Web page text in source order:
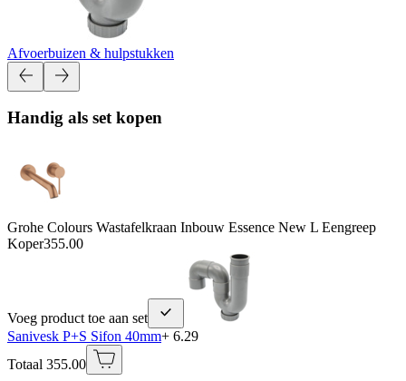
Afvoerbuizen & hulpstukken
Handig als set kopen
Grohe Colours Wastafelkraan Inbouw Essence New L Eengreep
Koper355.00
Voeg product toe aan set
Sanivesk P+S Sifon 40mm+ 6.29
Totaal 355.00